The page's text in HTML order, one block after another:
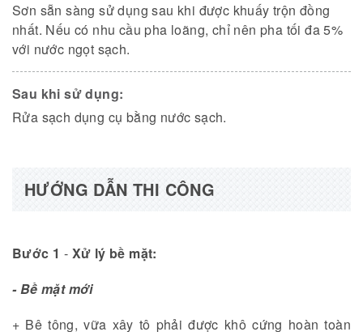
Sơn sẵn sàng sử dụng sau khi được khuấy trộn đồng
nhất. Nếu có nhu cầu pha loãng, chỉ nên pha tối đa 5%
với nước ngọt sạch.
Sau khi sử dụng:
Rửa sạch dụng cụ bằng nước sạch.
HƯỚNG DẪN THI CÔNG
Bước 1 - Xử lý bề mặt:
- Bề mặt mới
+ Bê tông, vữa xây tô phải được khô cứng hoàn toàn